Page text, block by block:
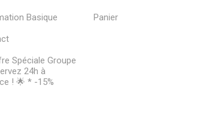
Basique
Spéciale Groupe
24h à
! 🌟 * -15%
Panier